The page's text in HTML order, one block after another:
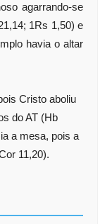
agarrando-se
1Rs 1,50) e
havia o altar
Cristo aboliu
do AT (Hb
a mesa, pois a
11,20).